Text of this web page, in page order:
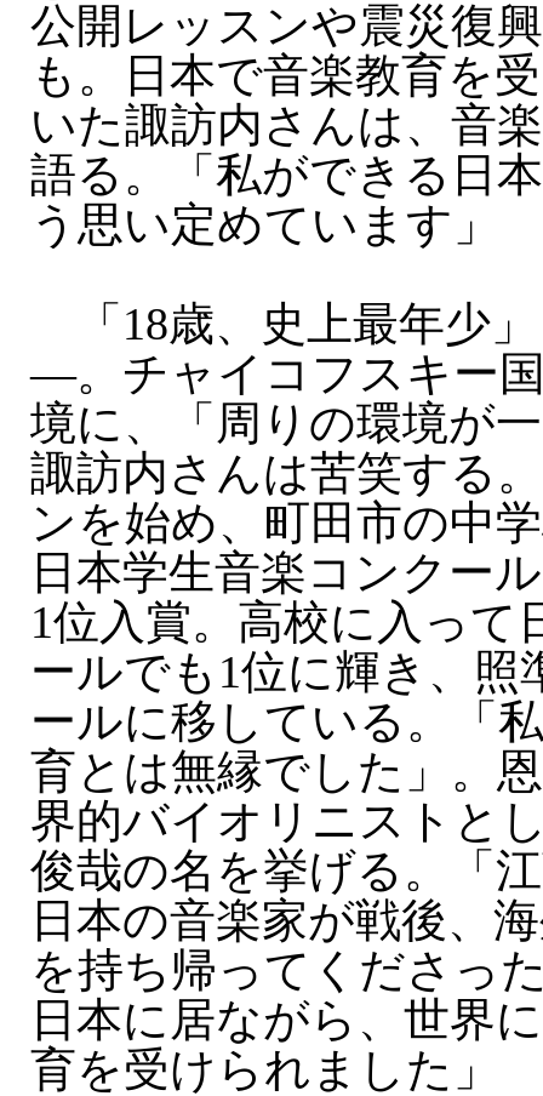
公開レッスンや震災復
も。日本で音楽教育を
いた諏訪内さんは、音
語る。「私ができる日
う思い定めています」
「18歳、史上最年少
—。チャイコフスキー
境に、「周りの環境が
諏訪内さんは苦笑する
ンを始め、町田市の中
日本学生音楽コンクー
1位入賞。高校に入って
ールでも1位に輝き、照
ールに移している。「
育とは無縁でした」。
界的バイオリニストと
俊哉の名を挙げる。「
日本の音楽家が戦後、
を持ち帰ってくださっ
日本に居ながら、世界
育を受けられました」